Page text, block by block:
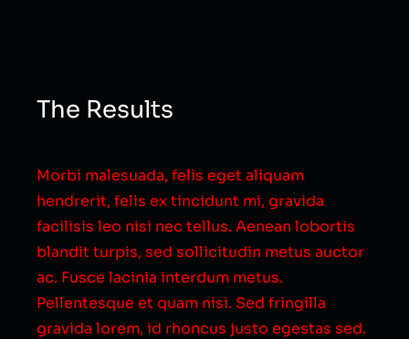
The Results
Morbi malesuada, felis eget aliquam
hendrerit, felis ex tincidunt mi, gravida
facilisis leo nisi nec tellus. Aenean lobortis
blandit turpis, sed sollicitudin metus auctor
ac. Fusce lacinia interdum metus.
Pellentesque et quam nisi. Sed fringilla
gravida lorem, id rhoncus justo egestas sed.